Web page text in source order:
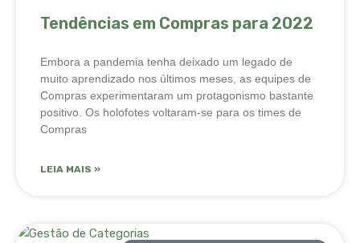
Tendências em Compras para 2022
Embora a pandemia tenha deixado um legado de
muito aprendizado nos últimos meses, as equipes de
Compras experimentaram um protagonismo bastante
positivo. Os holofotes voltaram-se para os times de
Compras
LEIA MAIS »